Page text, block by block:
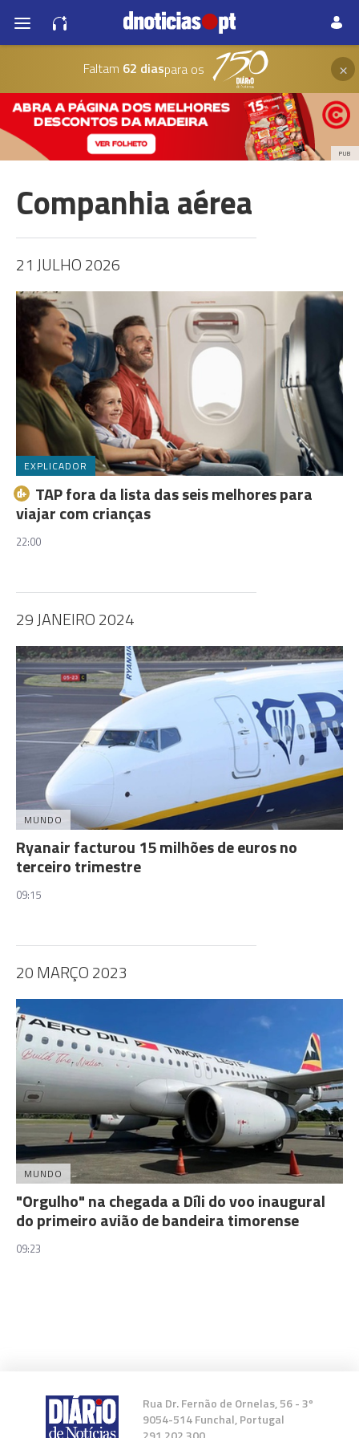
Faltam 62 diaspara os ×
PUB
Companhia aérea
21 JULHO 2026
EXPLICADOR
TAP fora da lista das seis melhores para
viajar com crianças
22:00
29 JANEIRO 2024
MUNDO
Ryanair facturou 15 milhões de euros no
terceiro trimestre
09:15
20 MARÇO 2023
MUNDO
"Orgulho" na chegada a Díli do voo inaugural
do primeiro avião de bandeira timorense
09:23
Rua Dr. Fernão de Ornelas, 56 - 3º
9054-514 Funchal, Portugal